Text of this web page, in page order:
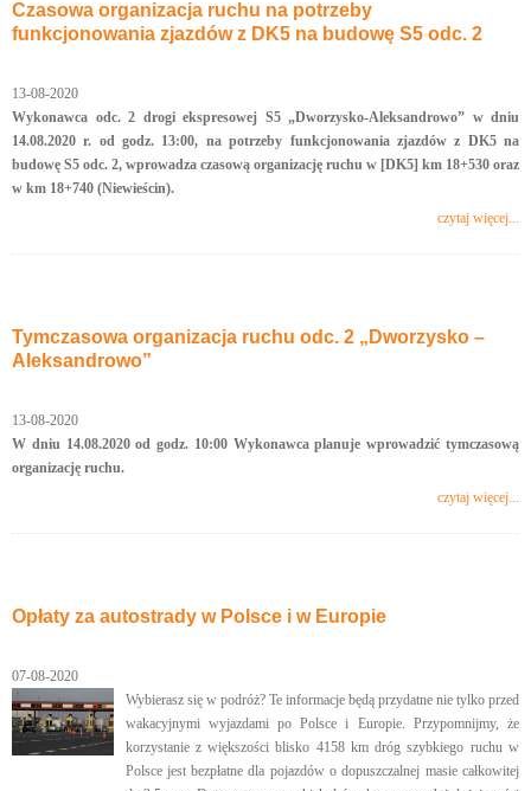
Czasowa organizacja ruchu na potrzeby
funkcjonowania zjazdów z DK5 na budowę S5 odc. 2
13-08-2020
Wykonawca odc. 2 drogi ekspresowej S5 „Dworzysko-Aleksandrowo” w dniu
14.08.2020 r. od godz. 13:00, na potrzeby funkcjonowania zjazdów z DK5 na
budowę S5 odc. 2, wprowadza czasową organizację ruchu w [DK5] km 18+530 oraz
w km 18+740 (Niewieścin).
czytaj więcej...
Tymczasowa organizacja ruchu odc. 2 „Dworzysko –
Aleksandrowo”
13-08-2020
W dniu 14.08.2020 od godz. 10:00 Wykonawca planuje wprowadzić tymczasową
organizację ruchu.
czytaj więcej...
Opłaty za autostrady w Polsce i w Europie
07-08-2020
Wybierasz się w podróż? Te informacje będą przydatne nie tylko przed
wakacyjnymi wyjazdami po Polsce i Europie. Przypomnijmy, że
korzystanie z większości blisko 4158 km dróg szybkiego ruchu w
Polsce jest bezpłatne dla pojazdów o dopuszczalnej masie całkowitej